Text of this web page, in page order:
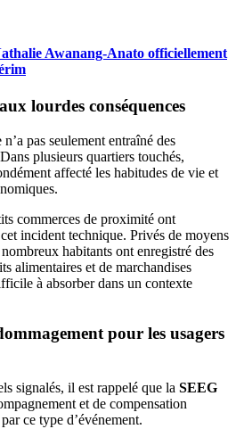
Awanang-Anato officiellement
lourdes conséquences
pas seulement entraîné des
plusieurs quartiers touchés,
affecté les habitudes de vie et
commerces de proximité ont
incident technique. Privés de moyens
habitants ont enregistré des
alimentaires et de marchandises
à absorber dans un contexte
pour les usagers
signalés, il est rappelé que la SEEG
et de compensation
ce type d’événement.